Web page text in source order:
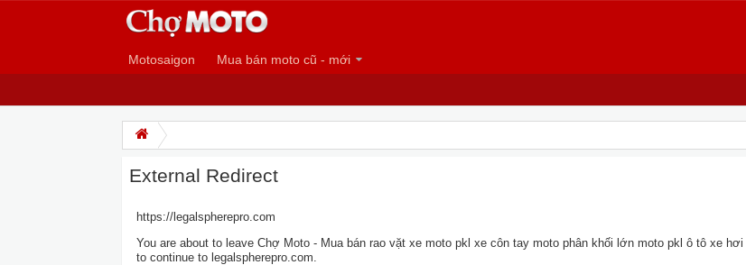
Motosaigon Mua bán moto cũ - mới
External Redirect
https://legalspherepro.com
You are about to leave Chợ Moto - Mua bán rao vặt xe moto pkl xe côn tay moto phân khối lớn moto pkl ô tô xe
to continue to legalspherepro.com.